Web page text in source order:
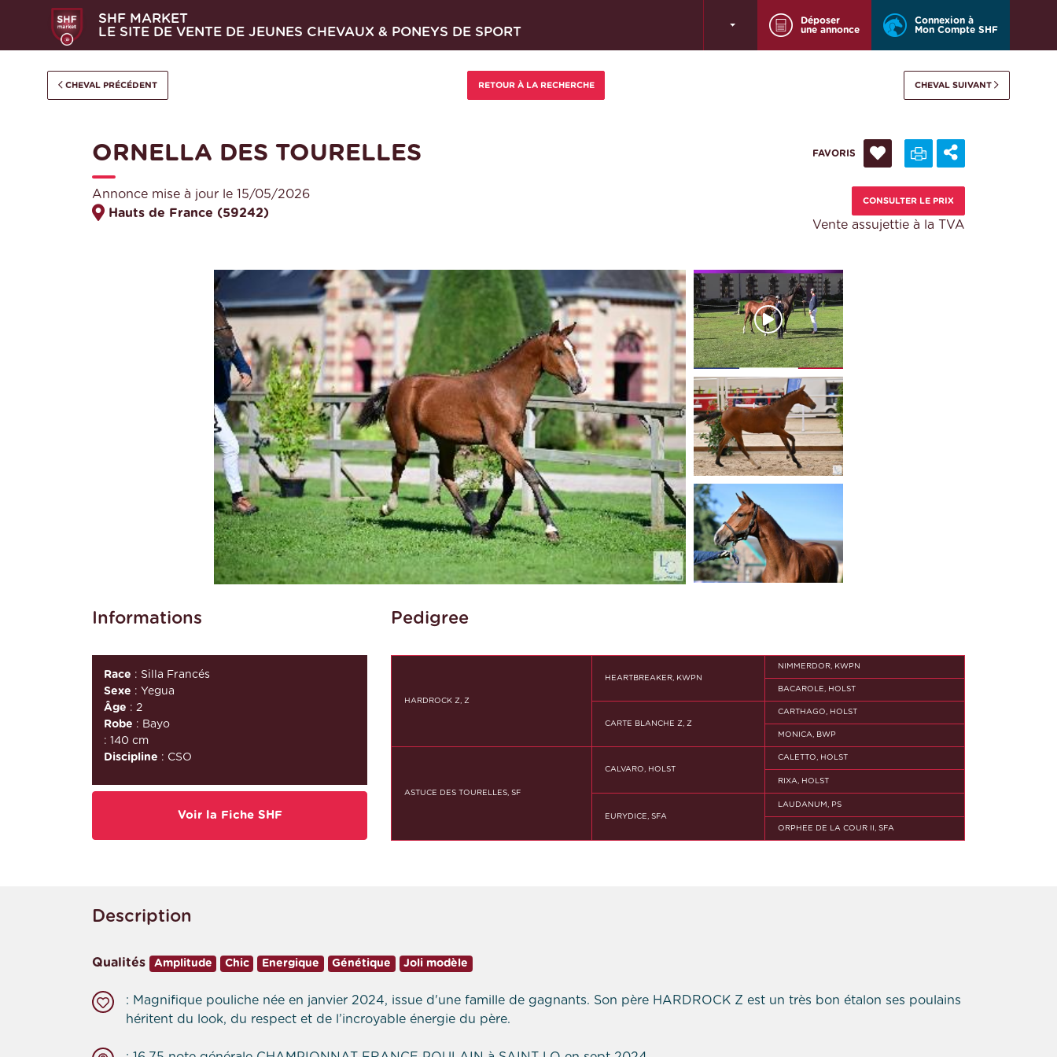
SHF MARKET
LE SITE DE VENTE DE JEUNES CHEVAUX & PONEYS DE SPORT
Déposer
une annonce
Connexion à
Mon Compte SHF
CHEVAL PRÉCÉDENT CHEVAL SUIVANT
ORNELLA DES TOURELLES
CONSULTER LE PRIX
Vente assujettie à la TVA
FAVORIS
Annonce mise à jour le 15/05/2026
Hauts de France (59242)
Informations Pedigree
Race : Silla Francés
Sexe : Yegua
Âge : 2
Robe : Bayo
: 140 cm
Discipline : CSO
Voir la Fiche SHF
HARDROCK Z, Z
HEARTBREAKER, KWPN
NIMMERDOR, KWPN
BACAROLE, HOLST
CARTE BLANCHE Z, Z
CARTHAGO, HOLST
MONICA, BWP
ASTUCE DES TOURELLES, SF
CALVARO, HOLST
CALETTO, HOLST
RIXA, HOLST
EURYDICE, SFA
LAUDANUM, PS
ORPHEE DE LA COUR II, SFA
Description
Qualités Amplitude Chic Energique Génétique Joli modèle
: Magnifique pouliche née en janvier 2024, issue d'une famille de gagnants. Son père HARDROCK Z est un très bon étalon ses poulains
héritent du look, du respect et de l’incroyable énergie du père.